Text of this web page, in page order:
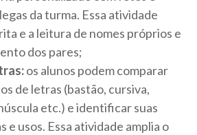
da turma. Essa atividade
e a leitura de nomes próprios e
dos pares;
os alunos podem comparar
de letras (bastão, cursiva,
etc.) e identificar suas
e usos. Essa atividade amplia o